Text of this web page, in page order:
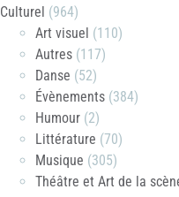
Culturel (964)
Art visuel (110)
Autres (117)
Danse (52)
Évènements (384)
Humour (2)
Littérature (70)
Musique (305)
Théâtre et Art de la